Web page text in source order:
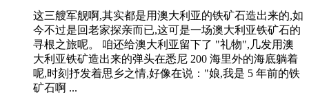
这三艘军舰啊,其实都是用澳大利亚的铁矿石造出来的,如
今不过是回老家探亲而已,这可是一场澳大利亚铁矿石的
寻根之旅呢。 咱还给澳大利亚留下了 "礼物",几发用澳
大利亚铁矿造出来的弹头在悉尼 200 海里外的海底躺着
呢,时刻抒发着思乡之情,好像在说："娘,我是 5 年前的铁
矿石啊 ...